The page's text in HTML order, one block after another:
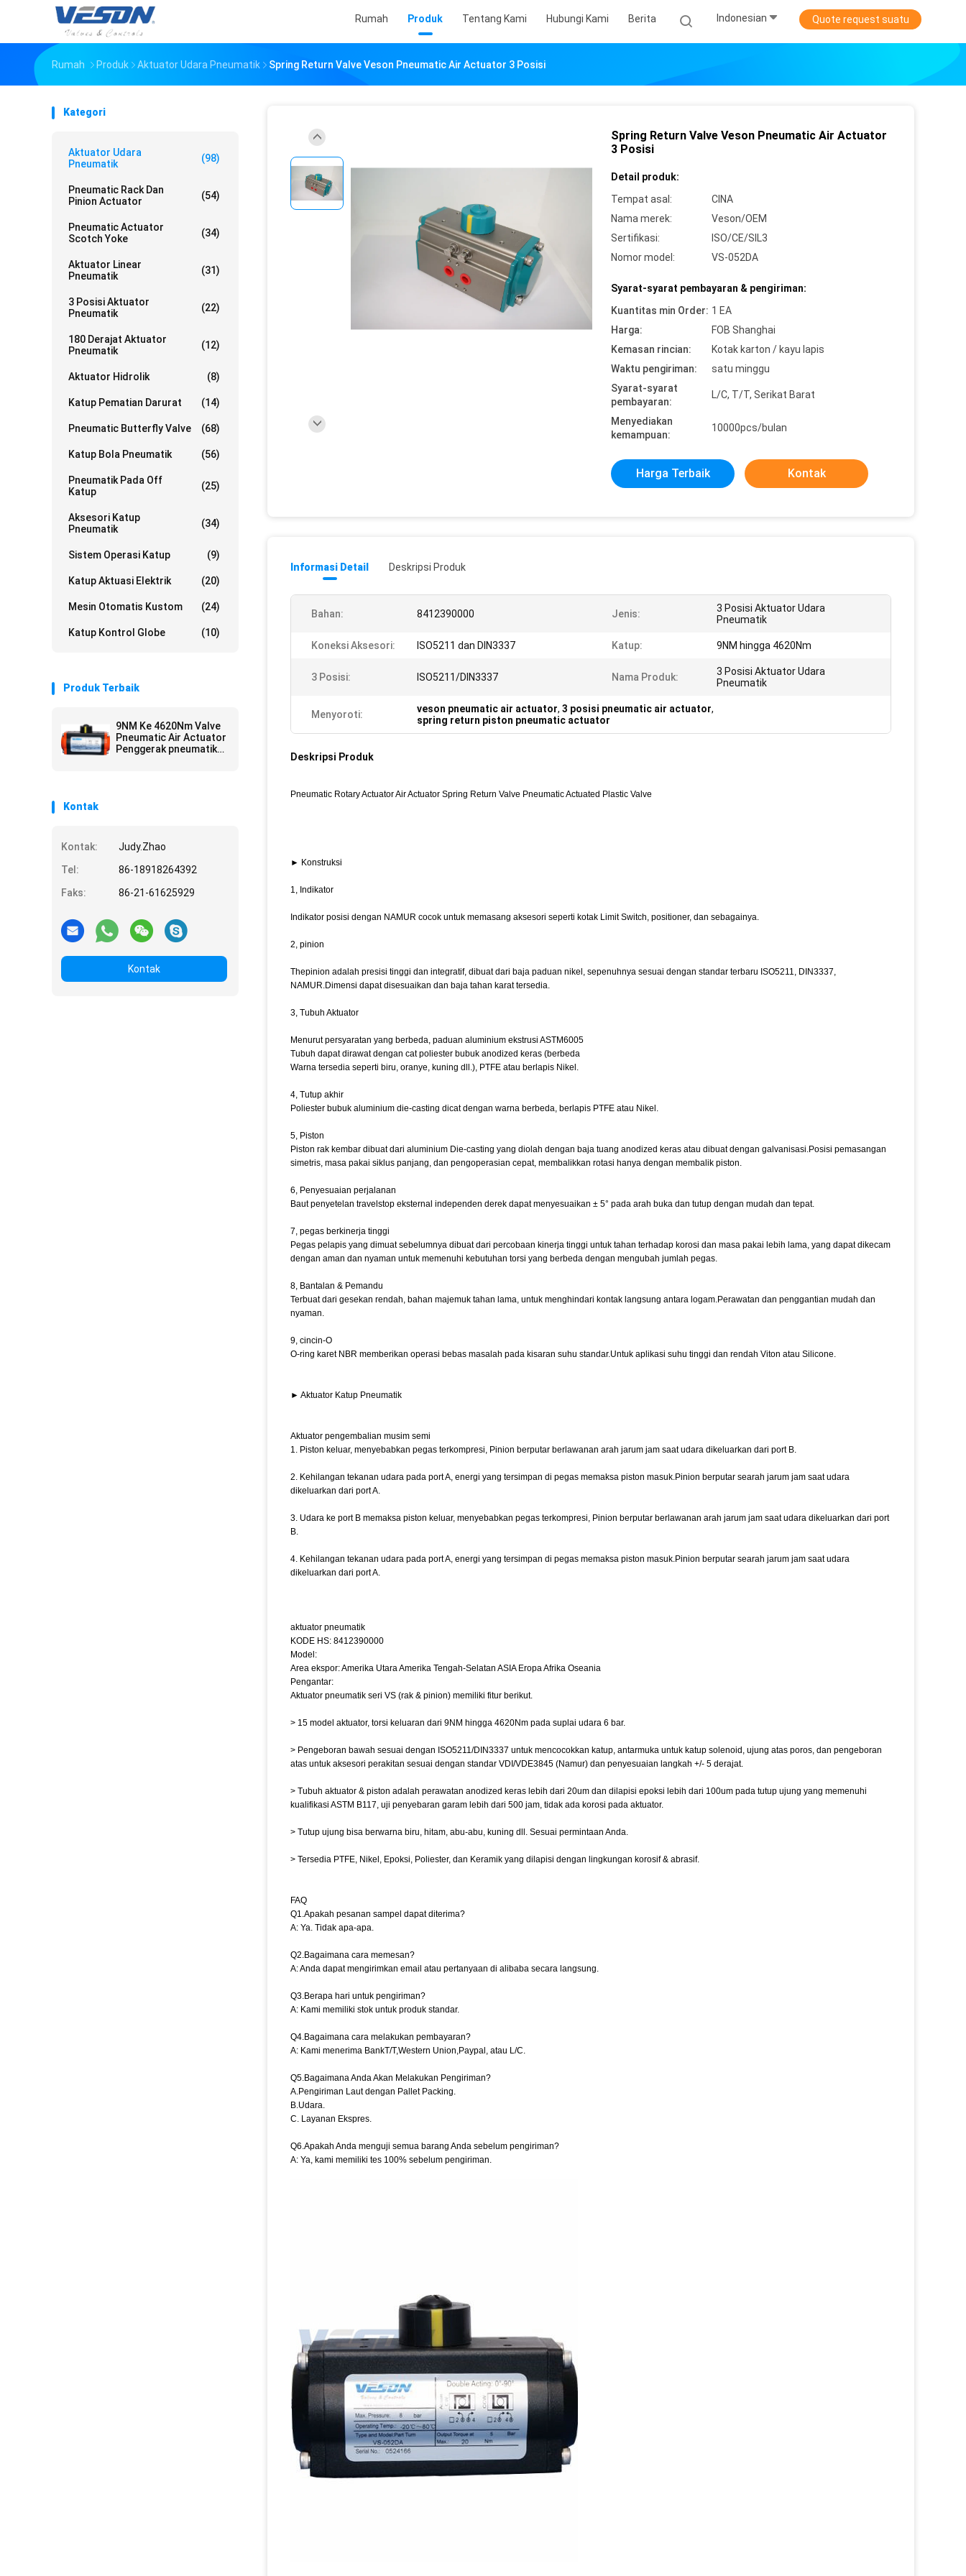
Rumah Produk Tentang Kami Hubungi Kami Berita Indonesian Quote request suatu
Rumah Produk Aktuator Udara Pneumatik Spring Return Valve Veson Pneumatic Air Actuator 3 Posisi
Kategori
Aktuator Udara
Pneumatik
(98)
Pneumatic Rack Dan
Pinion Actuator
(54)
Pneumatic Actuator
Scotch Yoke
(34)
Aktuator Linear
Pneumatik
(31)
3 Posisi Aktuator
Pneumatik
(22)
180 Derajat Aktuator
Pneumatik
(12)
Aktuator Hidrolik (8)
Katup Pematian Darurat (14)
Pneumatic Butterfly Valve (68)
Katup Bola Pneumatik (56)
Pneumatik Pada Off
Katup
(25)
Aksesori Katup
Pneumatik
(34)
Sistem Operasi Katup (9)
Katup Aktuasi Elektrik (20)
Mesin Otomatis Kustom (24)
Katup Kontrol Globe (10)
Produk Terbaik
9NM Ke 4620Nm Valve
Pneumatic Air Actuator
Penggerak pneumatik
Kontak
Kontak:
Judy.Zhao
Tel:
86-18918264392
Faks:
86-21-61625929
Kontak
Spring Return Valve Veson Pneumatic Air Actuator
3 Posisi
Detail produk:
Tempat asal:
CINA
Nama merek:
Veson/OEM
Sertifikasi:
ISO/CE/SIL3
Nomor model:
VS-052DA
Syarat-syarat pembayaran & pengiriman:
Kuantitas min Order: 1 EA
Harga:
FOB Shanghai
Kemasan rincian:
Kotak karton / kayu lapis
Waktu pengiriman:
satu minggu
Syarat-syarat
pembayaran:
L/C, T/T, Serikat Barat
Menyediakan
kemampuan:
10000pcs/bulan
Harga Terbaik Kontak
Informasi Detail Deskripsi Produk
Bahan: 8412390000 Jenis:
3 Posisi Aktuator Udara
Pneumatik
Koneksi Aksesori: ISO5211 dan DIN3337 Katup: 9NM hingga 4620Nm
3 Posisi: ISO5211/DIN3337 Nama Produk:
3 Posisi Aktuator Udara
Pneumatik
Menyoroti: veson pneumatic air actuator, 3 posisi pneumatic air actuator,
spring return piston pneumatic actuator
Deskripsi Produk
Pneumatic Rotary Actuator Air Actuator Spring Return Valve Pneumatic Actuated Plastic Valve
► Konstruksi
1, Indikator
Indikator posisi dengan NAMUR cocok untuk memasang aksesori seperti kotak Limit Switch, positioner, dan sebagainya.
2, pinion
Thepinion adalah presisi tinggi dan integratif, dibuat dari baja paduan nikel, sepenuhnya sesuai dengan standar terbaru ISO5211, DIN3337,
NAMUR.Dimensi dapat disesuaikan dan baja tahan karat tersedia.
3, Tubuh Aktuator
Menurut persyaratan yang berbeda, paduan aluminium ekstrusi ASTM6005
Tubuh dapat dirawat dengan cat poliester bubuk anodized keras (berbeda
Warna tersedia seperti biru, oranye, kuning dll.), PTFE atau berlapis Nikel.
4, Tutup akhir
Poliester bubuk aluminium die-casting dicat dengan warna berbeda, berlapis PTFE atau Nikel.
5, Piston
Piston rak kembar dibuat dari aluminium Die-casting yang diolah dengan baja tuang anodized keras atau dibuat dengan galvanisasi.Posisi pemasangan
simetris, masa pakai siklus panjang, dan pengoperasian cepat, membalikkan rotasi hanya dengan membalik piston.
6, Penyesuaian perjalanan
Baut penyetelan travelstop eksternal independen derek dapat menyesuaikan ± 5° pada arah buka dan tutup dengan mudah dan tepat.
7, pegas berkinerja tinggi
Pegas pelapis yang dimuat sebelumnya dibuat dari percobaan kinerja tinggi untuk tahan terhadap korosi dan masa pakai lebih lama, yang dapat dikecam
dengan aman dan nyaman untuk memenuhi kebutuhan torsi yang berbeda dengan mengubah jumlah pegas.
8, Bantalan & Pemandu
Terbuat dari gesekan rendah, bahan majemuk tahan lama, untuk menghindari kontak langsung antara logam.Perawatan dan penggantian mudah dan
nyaman.
9, cincin-O
O-ring karet NBR memberikan operasi bebas masalah pada kisaran suhu standar.Untuk aplikasi suhu tinggi dan rendah Viton atau Silicone.
► Aktuator Katup Pneumatik
Aktuator pengembalian musim semi
1. Piston keluar, menyebabkan pegas terkompresi, Pinion berputar berlawanan arah jarum jam saat udara dikeluarkan dari port B.
2. Kehilangan tekanan udara pada port A, energi yang tersimpan di pegas memaksa piston masuk.Pinion berputar searah jarum jam saat udara
dikeluarkan dari port A.
3. Udara ke port B memaksa piston keluar, menyebabkan pegas terkompresi, Pinion berputar berlawanan arah jarum jam saat udara dikeluarkan dari port
B.
4. Kehilangan tekanan udara pada port A, energi yang tersimpan di pegas memaksa piston masuk.Pinion berputar searah jarum jam saat udara
dikeluarkan dari port A.
aktuator pneumatik
KODE HS: 8412390000
Model:
Area ekspor: Amerika Utara Amerika Tengah-Selatan ASIA Eropa Afrika Oseania
Pengantar:
Aktuator pneumatik seri VS (rak & pinion) memiliki fitur berikut.
> 15 model aktuator, torsi keluaran dari 9NM hingga 4620Nm pada suplai udara 6 bar.
> Pengeboran bawah sesuai dengan ISO5211/DIN3337 untuk mencocokkan katup, antarmuka untuk katup solenoid, ujung atas poros, dan pengeboran
atas untuk aksesori perakitan sesuai dengan standar VDI/VDE3845 (Namur) dan penyesuaian langkah +/- 5 derajat.
> Tubuh aktuator & piston adalah perawatan anodized keras lebih dari 20um dan dilapisi epoksi lebih dari 100um pada tutup ujung yang memenuhi
kualifikasi ASTM B117, uji penyebaran garam lebih dari 500 jam, tidak ada korosi pada aktuator.
> Tutup ujung bisa berwarna biru, hitam, abu-abu, kuning dll. Sesuai permintaan Anda.
> Tersedia PTFE, Nikel, Epoksi, Poliester, dan Keramik yang dilapisi dengan lingkungan korosif & abrasif.
FAQ
Q1.Apakah pesanan sampel dapat diterima?
A: Ya. Tidak apa-apa.
Q2.Bagaimana cara memesan?
A: Anda dapat mengirimkan email atau pertanyaan di alibaba secara langsung.
Q3.Berapa hari untuk pengiriman?
A: Kami memiliki stok untuk produk standar.
Q4.Bagaimana cara melakukan pembayaran?
A: Kami menerima BankT/T,Western Union,Paypal, atau L/C.
Q5.Bagaimana Anda Akan Melakukan Pengiriman?
A.Pengiriman Laut dengan Pallet Packing.
B.Udara.
C. Layanan Ekspres.
Q6.Apakah Anda menguji semua barang Anda sebelum pengiriman?
A: Ya, kami memiliki tes 100% sebelum pengiriman.